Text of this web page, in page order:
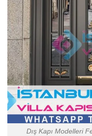
Dış Kapı Modelleri